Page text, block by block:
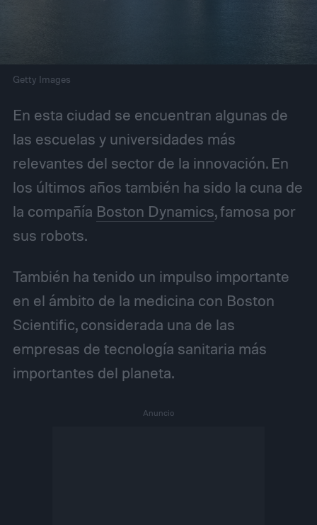
Getty Images
En esta ciudad se encuentran algunas de
las escuelas y universidades más
relevantes del sector de la innovación. En
los últimos años también ha sido la cuna de
la compañía Boston Dynamics, famosa por
sus robots.
También ha tenido un impulso importante
en el ámbito de la medicina con Boston
Scientific, considerada una de las
empresas de tecnología sanitaria más
importantes del planeta.